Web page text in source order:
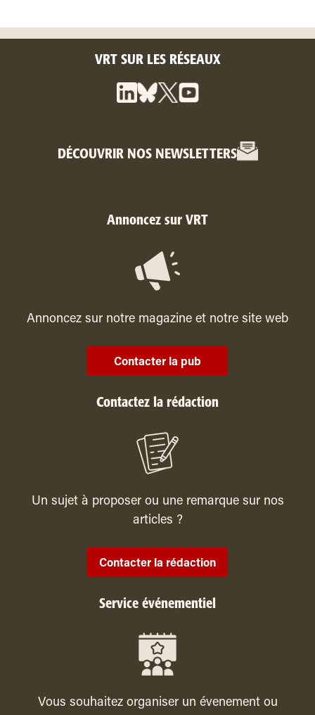
VRT SUR LES RÉSEAUX
DÉCOUVRIR NOS NEWSLETTERS
Annoncez sur VRT
Annoncez sur notre magazine et notre site web
Contacter la pub
Contactez la rédaction
Un sujet à proposer ou une remarque sur nos
articles ?
Contacter la rédaction
Service événementiel
Vous souhaitez organiser un évenement ou